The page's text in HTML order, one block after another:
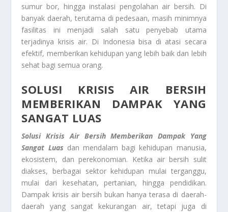
sumur bor, hingga instalasi pengolahan air bersih. Di
banyak daerah, terutama di pedesaan, masih minimnya
fasilitas ini menjadi salah satu penyebab utama
terjadinya krisis air. Di Indonesia bisa di atasi secara
efektif, memberikan kehidupan yang lebih baik dan lebih
sehat bagi semua orang.
SOLUSI KRISIS AIR BERSIH
MEMBERIKAN DAMPAK YANG
SANGAT LUAS
Solusi Krisis Air Bersih Memberikan Dampak Yang
Sangat Luas dan mendalam bagi kehidupan manusia,
ekosistem, dan perekonomian. Ketika air bersih sulit
diakses, berbagai sektor kehidupan mulai terganggu,
mulai dari kesehatan, pertanian, hingga pendidikan.
Dampak krisis air bersih bukan hanya terasa di daerah-
daerah yang sangat kekurangan air, tetapi juga di